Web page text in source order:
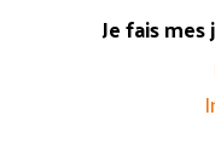
Je fais